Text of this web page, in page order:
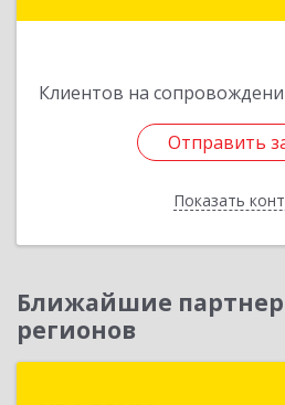
Клиентов на
Отправить
Показать
Отправить
Назад
Ближайшие
регионов